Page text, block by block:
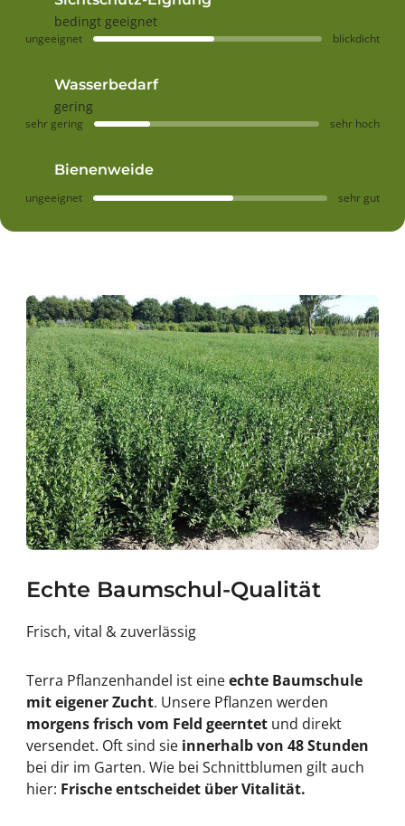
bedingt geeignet
ungeeignet blickdicht
Wasserbedarf
gering
sehr gering sehr hoch
Bienenweide
ungeeignet sehr gut
Echte Baumschul-Qualität
Frisch, vital & zuverlässig
Terra Pflanzenhandel ist eineechte Baumschule
mit eigener Zucht. Unsere Pflanzen werden
morgens frisch vom Feld geerntetund direkt
versendet. Oft sind sie innerhalb von 48 Stunden
bei dir im Garten. Wie bei Schnittblumen gilt auch
hier: Frische entscheidet über Vitalität.